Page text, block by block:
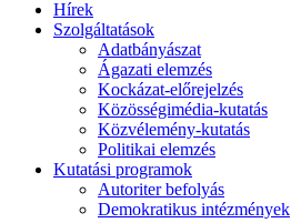
Hírek
Szolgáltatások
Adatbányászat
Ágazati elemzés
Kockázat-előrejelzés
Közösségimédia-kutatás
Közvélemény-kutatás
Politikai elemzés
Kutatási programok
Autoriter befolyás
Demokratikus intézmények